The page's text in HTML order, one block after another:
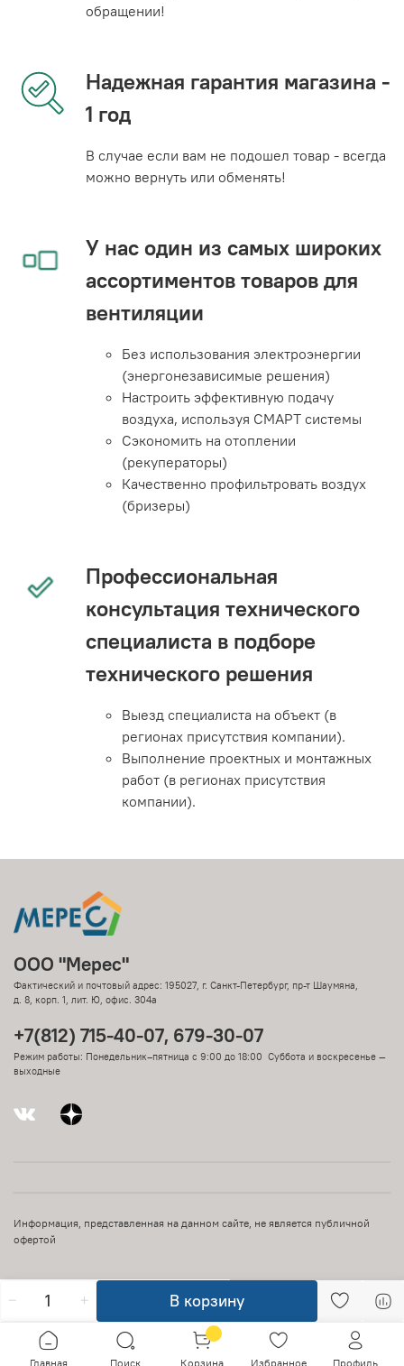
В корзину
обращении!
Надежная гарантия магазина -
1 год
В случае если вам не подошел товар - всегда
можно вернуть или обменять!
У нас один из самых широких
ассортиментов товаров для
вентиляции
Без использования электроэнергии
(энергонезависимые решения)
Настроить эффективную подачу
воздуха, используя СМАРТ системы
Сэкономить на отоплении
(рекуператоры)
Качественно профильтровать воздух
(бризеры)
Профессиональная
консультация технического
специалиста в подборе
технического решения
Выезд специалиста на объект (в
регионах присутствия компании).
Выполнение проектных и монтажных
работ (в регионах присутствия
компании).
ООО "Мерес"
Фактический и почтовый адрес: 195027, г. Санкт-Петербург, пр-т Шаумяна,
д. 8, корп. 1, лит. Ю, офис. 304а
+7(812) 715-40-07, 679-30-07
Режим работы: Понедельник–пятница с 9:00 до 18:00 Суббота и воскресенье —
выходные
Информация, представленная на данном сайте, не является публичной
офертой
Главная Поиск Корзина Избранное Профиль